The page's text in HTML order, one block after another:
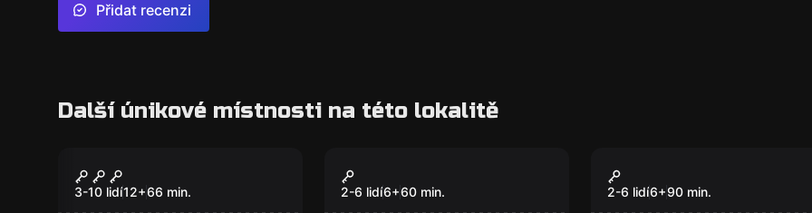
Přidat recenzi
Další únikové místnosti na této lokalitě
Piráti
3-10 lidí12+66 min.
Nový
LEGIONÁŘI
2-6 lidí6+60 min.
Nový
Strašidýlko lednické
2-6 lidí6+90 min.